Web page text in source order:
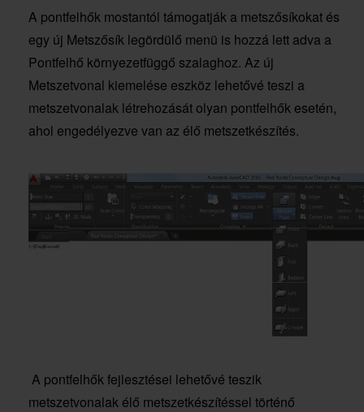
A pontfelhők mostantól támogatják a metszősíkokat és
egy új Metszősík legördülő menü is hozzá lett adva a
Pontfelhő környezetfüggő szalaghoz. Az új
Metszetvonal kiemelése eszköz lehetővé teszi a
metszetvonalak létrehozását olyan pontfelhők esetén,
ahol engedélyezve van az élő metszetkészítés.
A pontfelhők fejlesztései lehetővé teszik
metszetvonalak élő metszetkészítéssel történő